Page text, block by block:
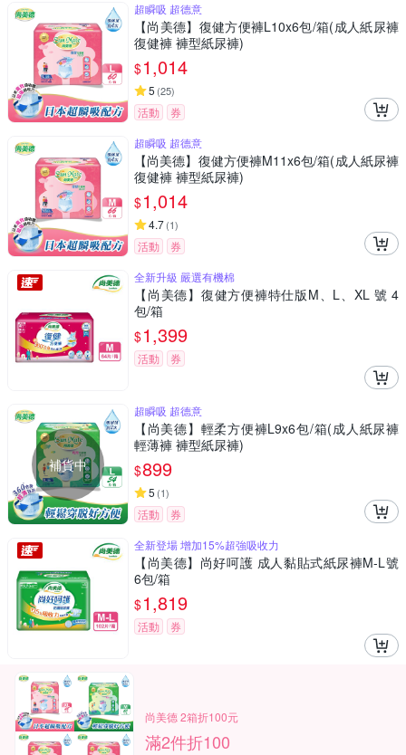
超瞬吸 超德意
【尚美德】復健方便褲L10x6包/箱(成人紙尿褲
復健褲 褲型紙尿褲)
$1,014
5 (25)
活動
券
超瞬吸 超德意
【尚美德】復健方便褲M11x6包/箱(成人紙尿褲
復健褲 褲型紙尿褲)
$1,014
4.7(1)
活動
券
全新升級 嚴選有機棉
【尚美德】復健方便褲特仕版M、L、XL 號 4
包/箱
$1,399
活動 券
補貨中
超瞬吸 超德意
【尚美德】輕柔方便褲L9x6包/箱(成人紙尿褲
輕薄褲 褲型紙尿褲)
$899
5 (1)
活動
券
全新登場 增加15%超強吸收力
【尚美德】尚好呵護 成人黏貼式紙尿褲M-L號
6包/箱
$1,819
活動 券
尚美德 2箱折100元
滿2件折100